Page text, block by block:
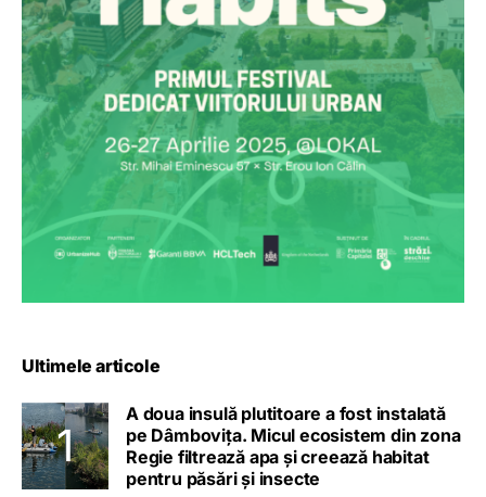
Ultimele articole
A doua insulă plutitoare a fost instalată
pe Dâmbovița. Micul ecosistem din zona
Regie filtrează apa și creează habitat
pentru păsări și insecte